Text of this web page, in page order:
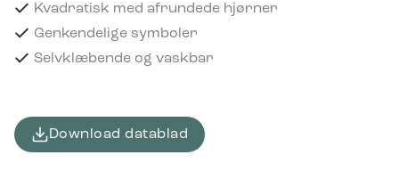
Kvadratisk med afrundede hjørner
Genkendelige symboler
Selvklæbende og vaskbar
Download datablad